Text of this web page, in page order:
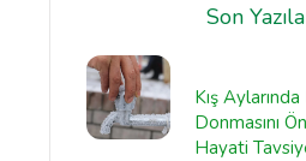
Son
Kış
Donmasını
Hayati